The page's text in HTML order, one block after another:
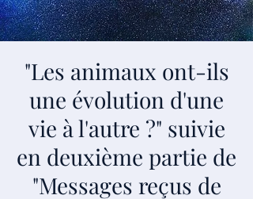
"Les animaux ont-ils
une évolution d'une
vie à l'autre ?" suivie
en deuxième partie de
"Messages reçus de